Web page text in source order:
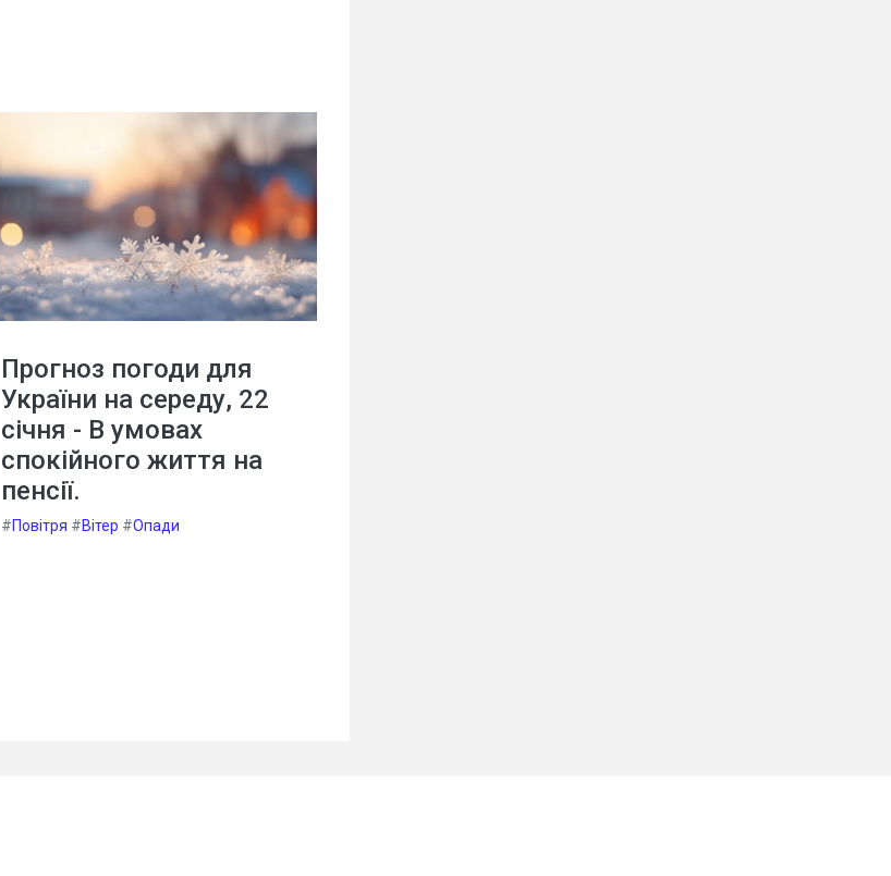
Прогноз погоди для
України на середу, 22
січня - В умовах
спокійного життя на
пенсії.
#Повітря #Вітер #Опади